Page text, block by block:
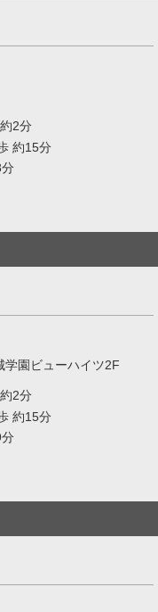
2分
約15分
園ビューハイツ2F
2分
約15分